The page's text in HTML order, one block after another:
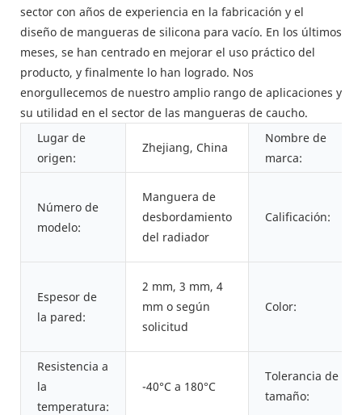
sector con años de experiencia en la fabricación y el
diseño de mangueras de silicona para vacío. En los últimos
meses, se han centrado en mejorar el uso práctico del
producto, y finalmente lo han logrado. Nos
enorgullecemos de nuestro amplio rango de aplicaciones y
su utilidad en el sector de las mangueras de caucho.
Lugar de
origen:
Zhejiang, China
Nombre de
marca:
Número de
modelo:
Manguera de
desbordamiento
del radiador
Calificación:
Espesor de
la pared:
2 mm, 3 mm, 4
mm o según
solicitud
Color:
Resistencia a
la
temperatura:
-40°C a 180°C
Tolerancia de
tamaño: